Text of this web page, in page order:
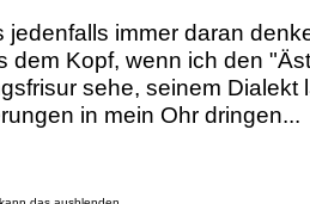
jedenfalls immer daran
dem Kopf, wenn ich den
sehe, seinem
in mein Ohr dringen...